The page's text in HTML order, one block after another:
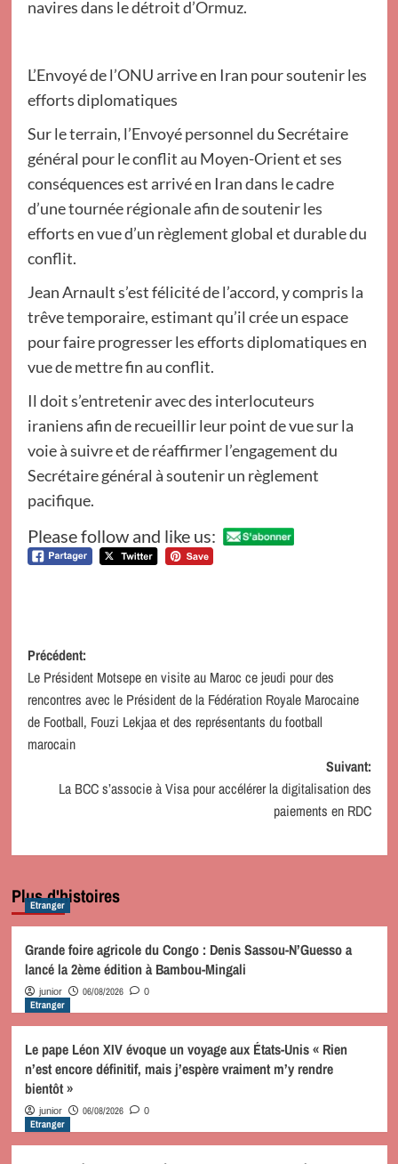
navires dans le détroit d’Ormuz.
L’Envoyé de l’ONU arrive en Iran pour soutenir les
efforts diplomatiques
Sur le terrain, l’Envoyé personnel du Secrétaire
général pour le conflit au Moyen-Orient et ses
conséquences est arrivé en Iran dans le cadre
d’une tournée régionale afin de soutenir les
efforts en vue d’un règlement global et durable du
conflit.
Jean Arnault s’est félicité de l’accord, y compris la
trêve temporaire, estimant qu’il crée un espace
pour faire progresser les efforts diplomatiques en
vue de mettre fin au conflit.
Il doit s’entretenir avec des interlocuteurs
iraniens afin de recueillir leur point de vue sur la
voie à suivre et de réaffirmer l’engagement du
Secrétaire général à soutenir un règlement
pacifique.
Please follow and like us:
Navigation
d’article
Précédent:
Le Président Motsepe en visite au Maroc ce jeudi pour des
rencontres avec le Président de la Fédération Royale Marocaine
de Football, Fouzi Lekjaa et des représentants du football
marocain
Suivant:
La BCC s’associe à Visa pour accélérer la digitalisation des
paiements en RDC
Plus d'histoires
Etranger
Grande foire agricole du Congo : Denis Sassou-N’Guesso a
lancé la 2ème édition à Bambou-Mingali
junior 06/08/2026 0
Etranger
Le pape Léon XIV évoque un voyage aux États-Unis « Rien
n’est encore définitif, mais j’espère vraiment m’y rendre
bientôt »
junior 06/08/2026 0
Etranger